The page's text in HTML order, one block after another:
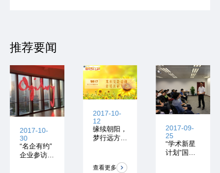
推荐要闻
2017-10-
30
“名企有约”
企业参访之
2017-10-
12
缘续朝阳，
梦行远方|2
查看更多
2017-09-
25
“学术新星
计划”国金